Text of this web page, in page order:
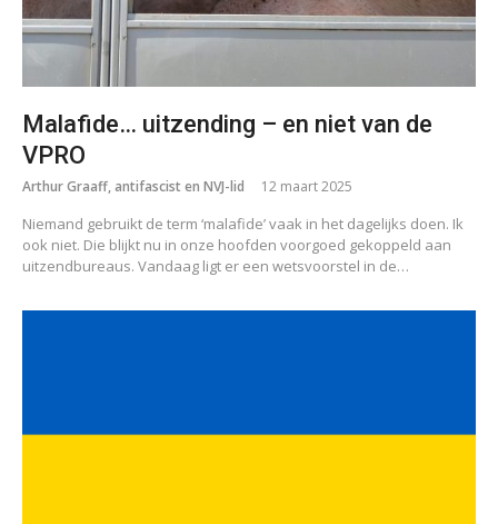
Malafide… uitzending – en niet van de
VPRO
Arthur Graaff, antifascist en NVJ-lid 12 maart 2025
Niemand gebruikt de term ‘malafide’ vaak in het dagelijks doen. Ik
ook niet. Die blijkt nu in onze hoofden voorgoed gekoppeld aan
uitzendbureaus. Vandaag ligt er een wetsvoorstel in de…